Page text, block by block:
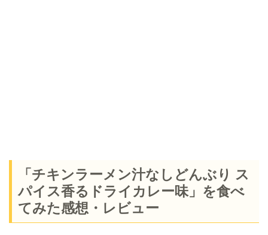
「チキンラーメン汁なしどんぶり ス
パイス香るドライカレー味」を食べ
てみた感想・レビュー